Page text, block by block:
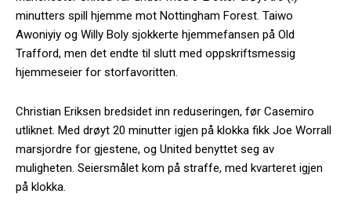
minutters spill hjemme mot Nottingham Forest. Taiwo
Awoniyiy og Willy Boly sjokkerte hjemmefansen på Old
Trafford, men det endte til slutt med oppskriftsmessig
hjemmeseier for storfavoritten.
Christian Eriksen bredsidet inn reduseringen, før Casemiro
utliknet. Med drøyt 20 minutter igjen på klokka fikk Joe Worrall
marsjordre for gjestene, og United benyttet seg av
muligheten. Seiersmålet kom på straffe, med kvarteret igjen
på klokka.